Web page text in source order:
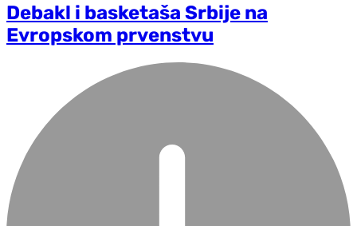
Debakl i basketaša Srbije na
Evropskom prvenstvu